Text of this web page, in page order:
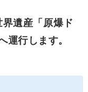
遺産「原爆ド
行します。